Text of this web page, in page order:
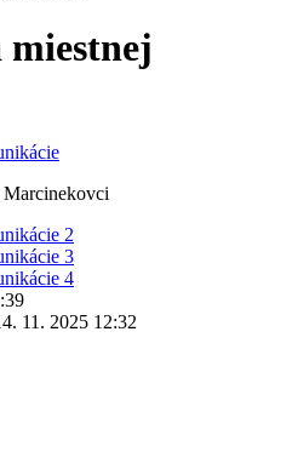
11. 2025 12:32